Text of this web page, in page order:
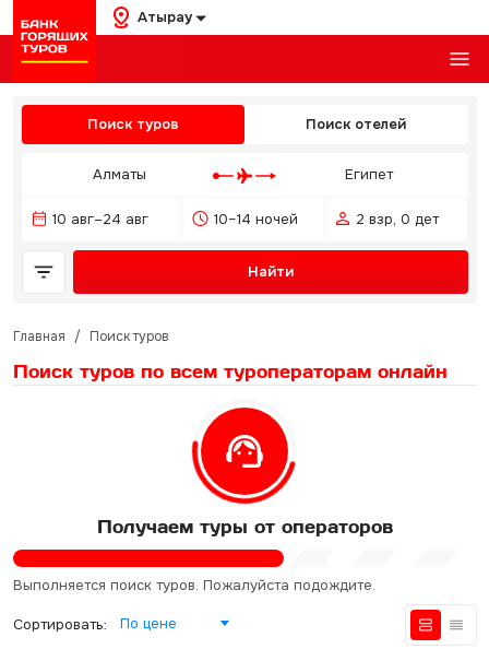
Атырау
Поиск туров Поиск отелей
Алматы Египет
10 авг–24 авг 10–14 ночей 2 взр, 0 дет
Найти
Главная / Поиск туров
Поиск туров по всем туроператорам онлайн
Получаем туры от операторов
Выполняется поиск туров. Пожалуйста подождите.
Сортировать: По цене